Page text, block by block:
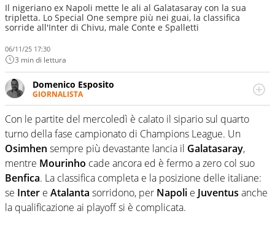
Il nigeriano ex Napoli mette le ali al Galatasaray con la sua
tripletta. Lo Special One sempre più nei guai, la classifica
sorride all'Inter di Chivu, male Conte e Spalletti
06/11/25 17:30
3 min di lettura
Domenico Esposito
GIORNALISTA
Da vent’anni in campo e sul campo per vivere ogni evento
in tutte le sue sfaccettature. Passione smisurata per il
calcio e per la sfera di cuoio. Il pallone è una cosa
serissima, guai a dirgli di no
Con le partite del mercoledì è calato il sipario sul quarto
turno della fase campionato di Champions League. Un
Osimhen sempre più devastante lancia il Galatasaray,
mentre Mourinho cade ancora ed è fermo a zero col suo
Benfica. La classifica completa e la posizione delle italiane:
se Inter e Atalanta sorridono, per Napoli e Juventus anche
la qualificazione ai playoff si è complicata.